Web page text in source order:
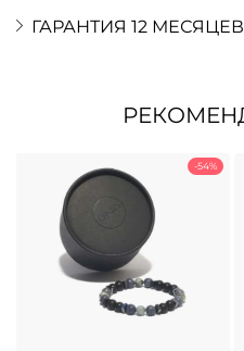
ГАРАНТИЯ 12 МЕСЯЦЕВ
-54%